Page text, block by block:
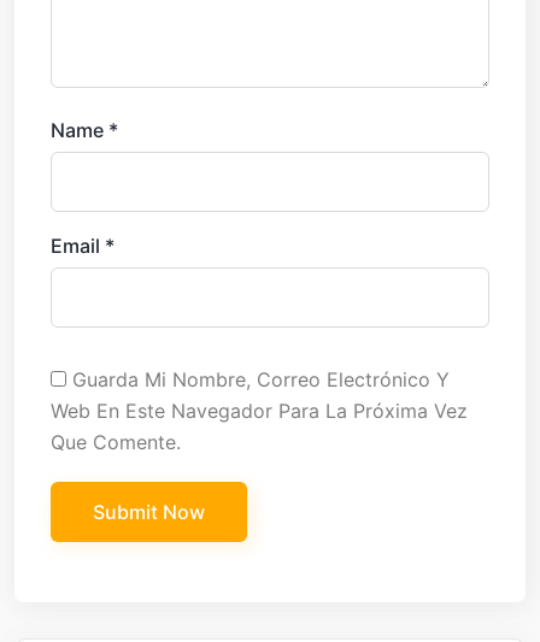
Name *
Email *
Guarda Mi Nombre, Correo Electrónico Y
Web En Este Navegador Para La Próxima Vez
Que Comente.